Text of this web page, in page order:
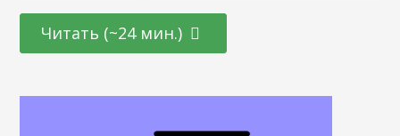
Luci Wood — Подсказки оптимизаторам под Google
Discover Люси рассказала о последних событиях в Google
Читать (~24 мин.)